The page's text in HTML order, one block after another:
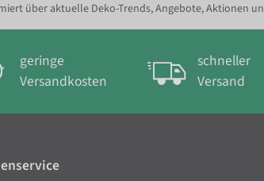
über aktuelle Deko-Trends, Angebote, Aktionen
geringe
Versandkosten
schneller
Versand